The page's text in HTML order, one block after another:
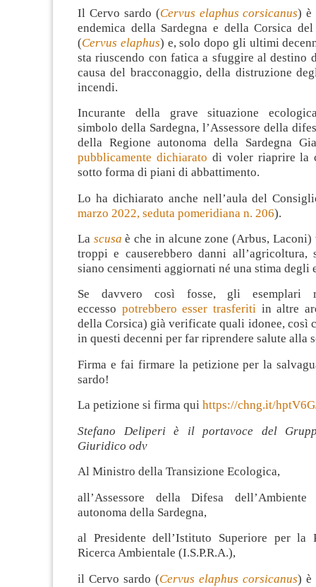
Il Cervo sardo (Cervus elaphus corsicanus) è
endemica della Sardegna e della Corsica
(Cervus elaphus) e, solo dopo gli ultimi
sta riuscendo con fatica a sfuggire al destino
causa del bracconaggio, della distruzione
incendi.
Incurante della grave situazione
simbolo della Sardegna, l’Assessore della
della Regione autonoma della Sardegna
pubblicamente dichiarato di voler riaprire la
sotto forma di piani di abbattimento.
Lo ha dichiarato anche nell’aula del
marzo 2022, seduta pomeridiana n. 206).
La scusa è che in alcune zone (Arbus, Laconi)
troppi e causerebbero danni all’agricoltura,
siano censimenti aggiornati né una stima degli
Se davvero così fosse, gli esemplari
eccesso potrebbero esser trasferitiin altre
della Corsica) già verificate quali idonee, così
in questi decenni per far riprendere salute alla
Firma e fai firmare la petizione per la
sardo!
La petizione si firma qui https://chng.it/
Stefano Deliperi è il portavoce del
Giuridico odv
Al Ministro della Transizione Ecologica,
all’Assessore della Difesa
autonoma della Sardegna,
al Presidente dell’Istituto Superiore per la
Ricerca Ambientale (I.S.P.R.A.),
il Cervo sardo (Cervus elaphus corsicanus) è